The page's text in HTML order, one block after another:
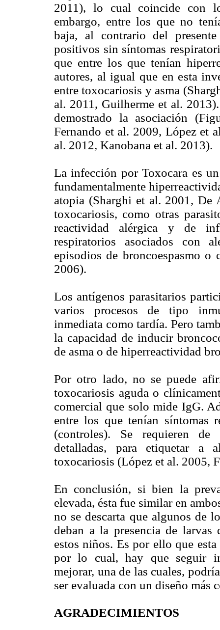
2011), lo cual coincide con
embargo, entre los que no
baja, al contrario del
positivos sin síntomas
que entre los que tenían
autores, al igual que en esta
entre toxocariosis y asma
al. 2011, Guilherme et al.
demostrado la asociación
Fernando et al. 2009, López et
al. 2012, Kanobana et al. 2013).
La infección por Toxocara es
fundamentalmente
atopia (Sharghi et al. 2001, De
toxocariosis, como otras
reactividad alérgica y de
respiratorios asociados con
episodios de broncoespasmo
2006).
Los antígenos parasitarios
varios procesos de tipo
inmediata como tardía. Pero
la capacidad de inducir
de asma o de hiperreactividad
Por otro lado, no se puede
toxocariosis aguda o
comercial que solo mide IgG.
entre los que tenían síntomas
(controles). Se requieren de
detalladas, para etiquetar a
toxocariosis (López et al. 2005,
En conclusión, si bien la
elevada, ésta fue similar en
no se descarta que algunos de
deban a la presencia de
estos niños. Es por ello que
por lo cual, hay que seguir
mejorar, una de las cuales,
ser evaluada con un diseño
AGRADECIMIENTOS